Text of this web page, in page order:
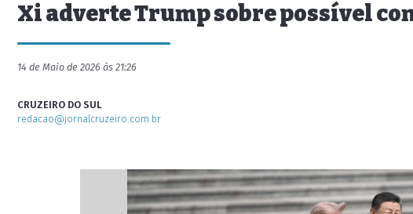
Xi adverte Trump sobre possível
14 de Maio de 2026 às 21:26
CRUZEIRO DO SUL
redacao@jornalcruzeiro.com.br